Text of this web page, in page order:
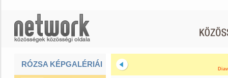
RÓZSA KÉPGALÉRIÁI